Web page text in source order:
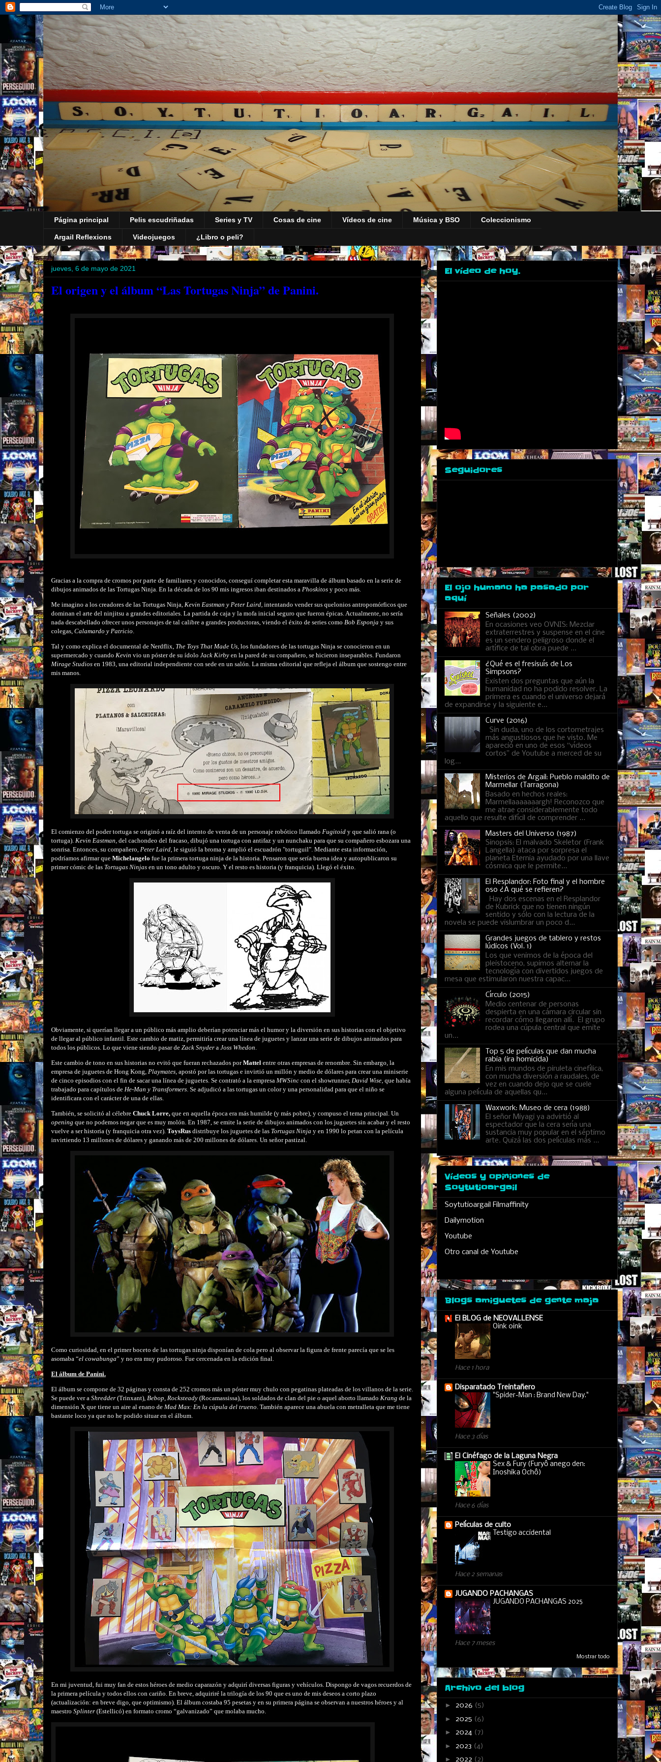
Página principal Pelis escudriñadas Series y TV Cosas de cine Vídeos de cine Música y BSO Coleccionismo
Argail Reflexions Videojuegos ¿Libro o peli?
jueves, 6 de mayo de 2021
El origen y el álbum “Las Tortugas Ninja” de Panini.
Gracias a la compra de cromos por parte de familiares y conocidos, conseguí completar esta maravilla de álbum basado en la serie de
dibujos animados de las Tortugas Ninja. En la década de los 90 mis ingresos iban destinados a Phoskitos y poco más.
Me imagino a los creadores de las Tortugas Ninja, Kevin Eastman y Peter Laird , intentando vender sus quelonios antropomórficos que
dominan el arte del ninjitsu a grandes editoriales. La partida de caja y la mofa inicial seguro que fueron épicas. Actualmente, no sería
nada descabellado ofrecer unos personajes de tal calibre a grandes productoras, viendo el éxito de series como Bob Esponja y sus
colegas, Calamardo y Patricio
Tal y como explica el documental de Nerdflix, The Toys That Made Us los fundadores de las tortugas Ninja se conocieron en un
supermercado y cuando Kevin vio un póster de su ídolo Jack Kirby en la pared de su compañero, se hicieron inseparables. Fundaron
Mirage Studios en 1983, una editorial independiente con sede en un salón. La misma editorial que refleja el álbum que sostengo entre
mis manos.
El comienzo del poder tortuga se originó a raíz del intento de venta de un personaje robótico llamado Fugitoid y que salió rana (o
tortuga). Kevin Eastman , del cachondeo del fracaso, dibujó una tortuga con antifaz y un nunchaku para que su compañero esbozara una
sonrisa. Entonces, su compañero, Peter Laird le siguió la broma y amplió el escuadrón "tortuguil". Mediante esta información,
podríamos afirmar que Michelangelo fue la primera tortuga ninja de la historia. Pensaron que sería buena idea y autopublicaron su
primer cómic de las Tortugas Ninjas en un tono adulto y oscuro. Y el resto es historia (y franquicia). Llegó el éxito.
Obviamente, si querían llegar a un público más amplio deberían potenciar más el humor y la diversión en sus historias con el objetivo
de llegar al público infantil. Este cambio de matiz, permitiría crear una línea de juguetes y lanzar una serie de dibujos animados para
todos los públicos. Lo que viene siendo pasar de Zack Snyder a Joss Whedon
Este cambio de tono en sus historias no evitó que fueran rechazados porMattel entre otras empresas de renombre. Sin embargo, la
empresa de juguetes de Hong Kong, Playmates , apostó por las tortugas e invirtió un millón y medio de dólares para crear una miniserie
de cinco episodios con el fin de sacar una línea de juguetes. Se contrató a la empresa MWSinc con el showrunner, David Wise , que había
trabajado para capítulos de He-Man y Transformers . Se adjudicó a las tortugas un color y una personalidad para que el niño se
identificara con el carácter de una de ellas.
También, se solicitó al célebre Chuck Lorre, que en aquella época era más humilde (y más pobre), y compuso el tema principal. Un
opening que no podemos negar que es muy molón. En 1987, se emite la serie de dibujos animados con los juguetes sin acabar y el resto
vuelve a ser historia (y franquicia otra vez). ToysRus distribuye los juguetes de las Tortugas Ninja y en 1990 lo petan con la película
invirtiendo 13 millones de dólares y ganando más de 200 millones de dólares. Un señor pastizal.
Como curiosidad, en el primer boceto de las tortugas ninja disponían de cola pero al observar la figura de frente parecía que se les
asomaba “el cowabunga” y no era muy pudoroso. Fue cercenada en la edición final.
El álbum de Panini.
El álbum se compone de 32 páginas y consta de 252 cromos más un póster muy chulo con pegatinas plateadas de los villanos de la serie.
Se puede ver a Shredder (Trinxant), Bebop, Rocksteady (Rocamassissa), los soldados de clan del pie o aquel aborto llamado Krang de la
dimensión X que tiene un aire al enano de Mad Max: En la cúpula del trueno . También aparece una abuela con metralleta que me tiene
bastante loco ya que no he podido situar en el álbum.
En mi juventud, fui muy fan de estos héroes de medio caparazón y adquirí diversas figuras y vehículos. Dispongo de vagos recuerdos de
la primera película y todos ellos con cariño. En breve, adquiriré la trilogía de los 90 que es uno de mis deseos a corto plazo
(actualización: en breve digo, que optimismo). El álbum costaba 95 pesetas y en su primera página se observan a nuestros héroes y al
maestro Splinter (Estellicó) en formato cromo “galvanizado” que molaba mucho.
El vídeo de hoy.
Seguidores
El ojo humano ha pasado por
aquí
Señales (2002)
En ocasiones veo OVNIS: Mezclar
extraterrestres y suspense en el cine
es un sendero peligroso donde el
artífice de tal obra puede ...
¿Qué es el fresisuís de Los
Simpsons?
Existen dos preguntas que aún la
humanidad no ha podido resolver. La
primera es cuando el universo dejará
de expandirse y la siguiente e...
Curve (2016)
Sin duda, uno de los cortometrajes
más angustiosos que he visto. Me
apareció en uno de esos “vídeos
cortos” de Youtube a merced de su
log...
Misterios de Argail: Pueblo maldito de
Marmellar (Tarragona)
Basado en hechos reales:
Marmellaaaaaaargh! Reconozco que
me atrae considerablemente todo
aquello que resulte difícil de comprender ...
Masters del Universo (1987)
Sinopsis: El malvado Skeletor (Frank
Langella) ataca por sorpresa el
planeta Eternia ayudado por una llave
cósmica que le permite...
El Resplandor: Foto final y el hombre
oso ¿A qué se refieren?
Hay dos escenas en el Resplandor
de Kubrick que no tienen ningún
sentido y sólo con la lectura de la
novela se puede vislumbrar un poco d...
Grandes juegos de tablero y restos
lúdicos (Vol. 1)
Los que venimos de la época del
pleistoceno, supimos alternar la
tecnología con divertidos juegos de
mesa que estimularon nuestra capac...
Círculo (2015)
Medio centenar de personas
despierta en una cámara circular sin
recordar cómo llegaron allí. El grupo
rodea una cúpula central que emite
un...
Top 5 de películas que dan mucha
rabia (ira homicida)
En mis mundos de piruleta cinefílica,
con mucha diversión a raudales, de
vez en cuando dejo que se cuele
alguna película de aquellas qu...
Waxwork: Museo de cera (1988)
El señor Miyagi ya advirtió al
espectador que la cera sería una
sustancia muy popular en el séptimo
arte. Quizá las dos películas más ...
Vídeos y opiniones de
Soytutioargail
Soytutioargail Filmaffinity
Dailymotion
Youtube
Otro canal de Youtube
Blogs amiguetes de gente maja
El BLOG de NEOVALLENSE
Oink oink
Hace 1 hora
Disparatado Treintañero
"Spider-Man : Brand New Day."
Hace 3 días
El Cinéfago de la Laguna Negra
Sex & Fury (Furyô anego den:
Inoshika Ochô)
Hace 6 días
Películas de culto
Testigo accidental
Hace 2 semanas
JUGANDO PACHANGAS
JUGANDO PACHANGAS 2025
Hace 7 meses
Mostrar todo
Archivo del blog
► 2026 (5)
► 2025 (6)
► 2024 (7)
► 2023 (4)
► 2022 (2)